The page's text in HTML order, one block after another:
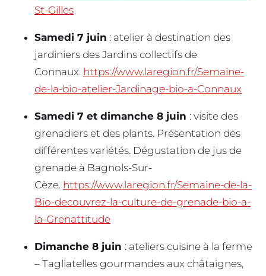
St-Gilles
Samedi 7 juin : atelier à destination des
jardiniers des Jardins collectifs de
Connaux. https://www.laregion.fr/Semaine-
de-la-bio-atelier-Jardinage-bio-a-Connaux
Samedi 7 et dimanche 8 juin : visite des
grenadiers et des plants. Présentation des
différentes variétés. Dégustation de jus de
grenade à Bagnols-Sur-
Cèze. https://www.laregion.fr/Semaine-de-la-
Bio-decouvrez-la-culture-de-grenade-bio-a-
la-Grenattitude
Dimanche 8 juin : ateliers cuisine à la ferme
– Tagliatelles gourmandes aux châtaignes,